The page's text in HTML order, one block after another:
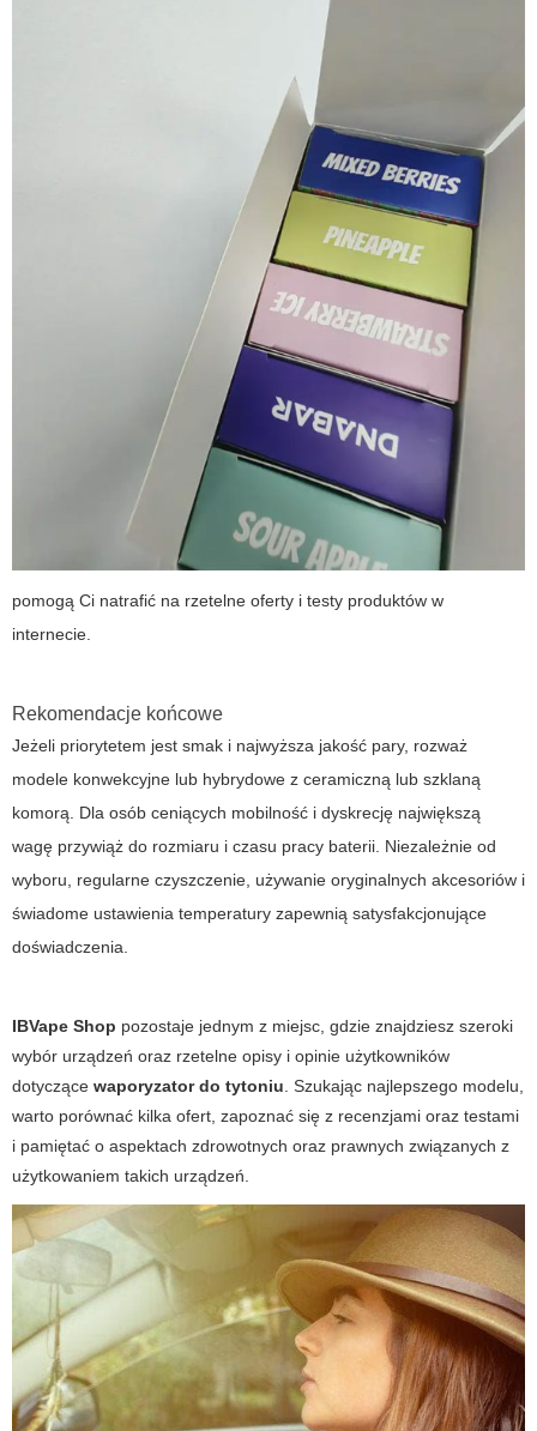
pomogą Ci natrafić na rzetelne oferty i testy produktów w
internecie.
Rekomendacje końcowe
Jeżeli priorytetem jest smak i najwyższa jakość pary, rozważ
modele konwekcyjne lub hybrydowe z ceramiczną lub szklaną
komorą. Dla osób ceniących mobilność i dyskrecję największą
wagę przywiąż do rozmiaru i czasu pracy baterii. Niezależnie od
wyboru, regularne czyszczenie, używanie oryginalnych akcesoriów i
świadome ustawienia temperatury zapewnią satysfakcjonujące
doświadczenia.
IBVape Shop pozostaje jednym z miejsc, gdzie znajdziesz szeroki
wybór urządzeń oraz rzetelne opisy i opinie użytkowników
dotyczące waporyzator do tytoniu . Szukając najlepszego modelu,
warto porównać kilka ofert, zapoznać się z recenzjami oraz testami
i pamiętać o aspektach zdrowotnych oraz prawnych związanych z
użytkowaniem takich urządzeń.